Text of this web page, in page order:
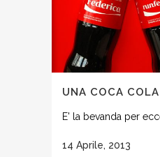
UNA COCA
E' la bevanda per
14 Aprile, 2013